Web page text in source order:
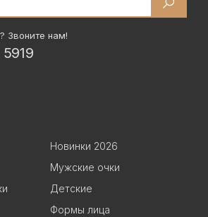
Звоните нам!
Новинки 2026
Мужские очки
Детские
Формы лица